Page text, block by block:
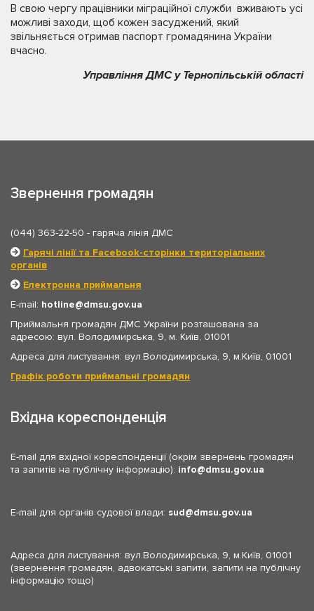
В свою чергу працівники міграційної служби вживають усі
можливі заходи, щоб кожен засуджений, який
звільняється отримав паспорт громадянина України
вчасно.
Управління ДМС у Тернопільській області
Звернення громадян
(044) 363-22-50 - гаряча лінія ДМС
Гарячі лінії та Facebook-сторінки територіальних
органів
Електронна приймальня
E-mail: hotline
dmsu.gov.ua
Приймальня громадян ДМС України розташована за
адресою: вул. Володимирська, 9, м. Київ, 01001
Адреса для листування: вул.Володимирська, 9, м.Київ, 01001
Графік роботи приймальні громадян
Вхідна кореспонденція
E-mail для вхідної кореспонденції (окрім звернень громадян
та запитів на публічну інформацію): info dmsu.gov.ua
E-mail для органів судової влади: sud dmsu.gov.ua
Адреса для листування: вул.Володимирська, 9, м.Київ, 01001
(звернення громадян, адвокатські запити, запити на публічну
інформацію тощо)